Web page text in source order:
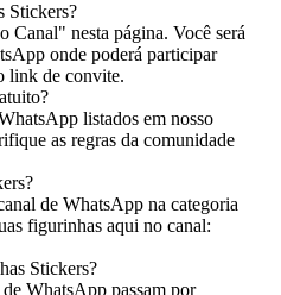
Stickers?
Canal" nesta página. Você será
onde poderá participar
link de convite.
listados em nosso
as regras da comunidade
?
de WhatsApp na categoria
figurinhas aqui no canal:
Stickers?
WhatsApp passam por